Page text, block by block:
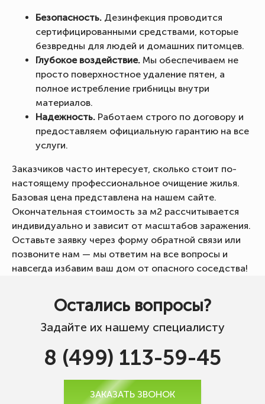
Безопасность. Дезинфекция проводится
сертифицированными средствами, которые
безвредны для людей и домашних питомцев.
Глубокое воздействие. Мы обеспечиваем не
просто поверхностное удаление пятен, а
полное истребление грибницы внутри
материалов.
Надежность. Работаем строго по договору и
предоставляем официальную гарантию на все
услуги.
Заказчиков часто интересует, сколько стоит по-
настоящему профессиональное очищение жилья.
Базовая цена представлена на нашем сайте.
Окончательная стоимость за м2 рассчитывается
индивидуально и зависит от масштабов заражения.
Оставьте заявку через форму обратной связи или
позвоните нам — мы ответим на все вопросы и
навсегда избавим ваш дом от опасного соседства!
Остались вопросы?
Задайте их нашему специалисту
8 (499) 113-59-45
ЗАКАЗАТЬ ЗВОНОК